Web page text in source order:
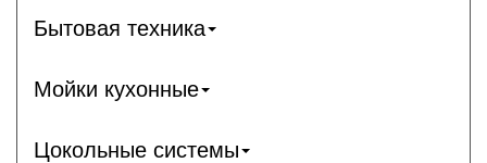
Бытовая техника
Мойки кухонные
Цокольные системы